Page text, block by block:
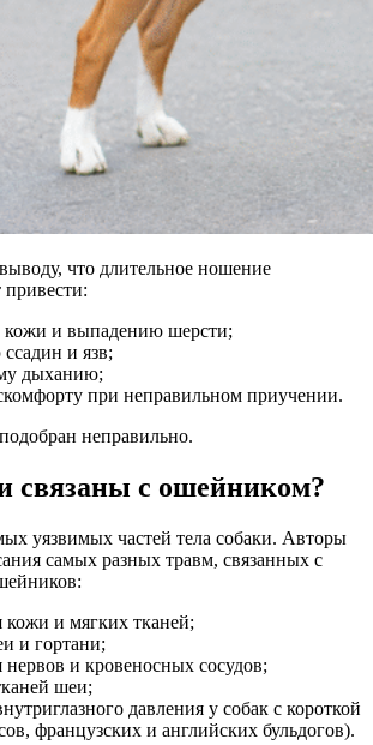
что длительное ношение
кожи и выпадению шерсти;
и язв;
дыханию;
при неправильном приучении.
неправильно.
связаны с ошейником?
уязвимых частей тела собаки. Авторы
самых разных травм, связанных с
кожи и мягких тканей;
и гортани;
и кровеносных сосудов;
шеи;
давления у собак с короткой
французских и английских бульдогов).